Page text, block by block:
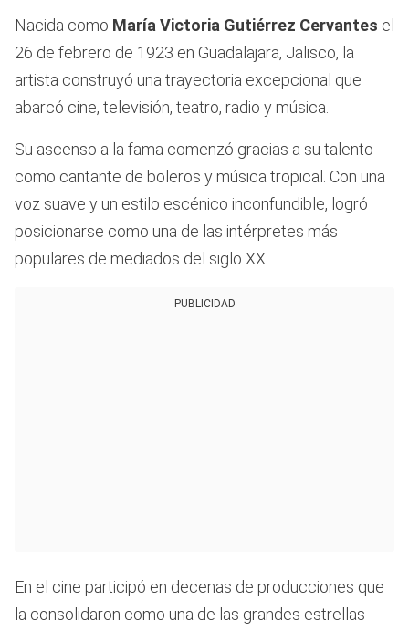
Nacida como María Victoria Gutiérrez Cervantes el
26 de febrero de 1923 en Guadalajara, Jalisco, la
artista construyó una trayectoria excepcional que
abarcó cine, televisión, teatro, radio y música.
Su ascenso a la fama comenzó gracias a su talento
como cantante de boleros y música tropical. Con una
voz suave y un estilo escénico inconfundible, logró
posicionarse como una de las intérpretes más
populares de mediados del siglo XX.
PUBLICIDAD
En el cine participó en decenas de producciones que
la consolidaron como una de las grandes estrellas